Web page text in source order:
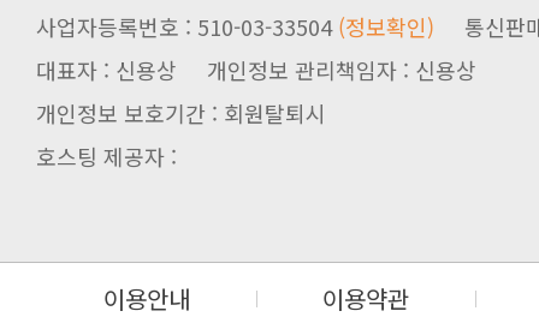
사업자등록번호 : 510-03-33504(정보확인) 통신판
대표자 : 신용상 개인정보 관리책임자 : 신용상
개인정보 보호기간 : 회원탈퇴시
호스팅 제공자 :
이용안내 이용약관